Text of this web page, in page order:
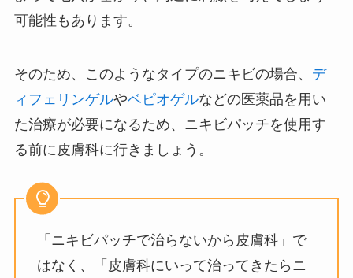
可能性もあります。
そのため、このようなタイプのニキビの場合、 デ
ィフェリンゲルやベピオゲルなどの医薬品を用い
た治療が必要になるため、ニキビパッチを使用す
る前に皮膚科に行きましょう。
「ニキビパッチで治らないから皮膚科」で
はなく、「皮膚科にいって治ってきたらニ